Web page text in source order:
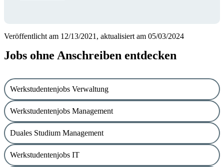
Veröffentlicht am 12/13/2021, aktualisiert am 05/03/2024
Jobs ohne Anschreiben entdecken
Werkstudentenjobs Verwaltung
Werkstudentenjobs Management
Duales Studium Management
Werkstudentenjobs IT